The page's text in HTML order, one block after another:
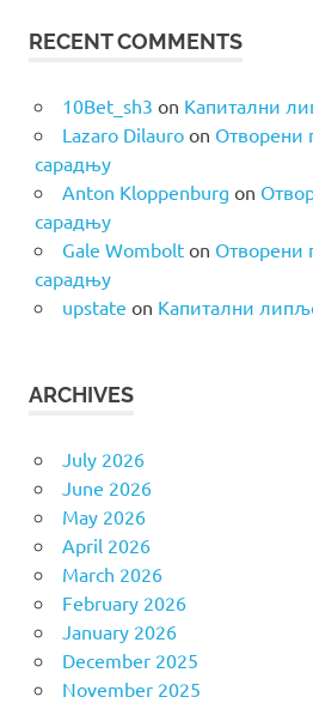
RECENT COMMENTS
10Bet_sh3 on Капитални
Lazaro Dilauroon Отворени
сарадњу
Anton Kloppenburg on
сарадњу
Gale Wombolton Отворени
сарадњу
upstate on Капитални
ARCHIVES
July 2026
June 2026
May 2026
April 2026
March 2026
February 2026
January 2026
December 2025
November 2025